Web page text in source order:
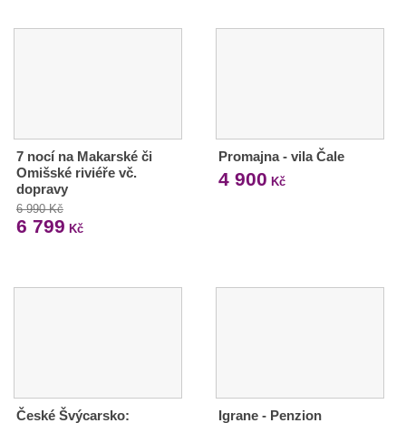
7 nocí na Makarské či
Omišské riviéře vč.
dopravy
6 990 Kč
6 799 Kč
Promajna - vila Čale
4 900 Kč
České Švýcarsko: Igrane - Penzion